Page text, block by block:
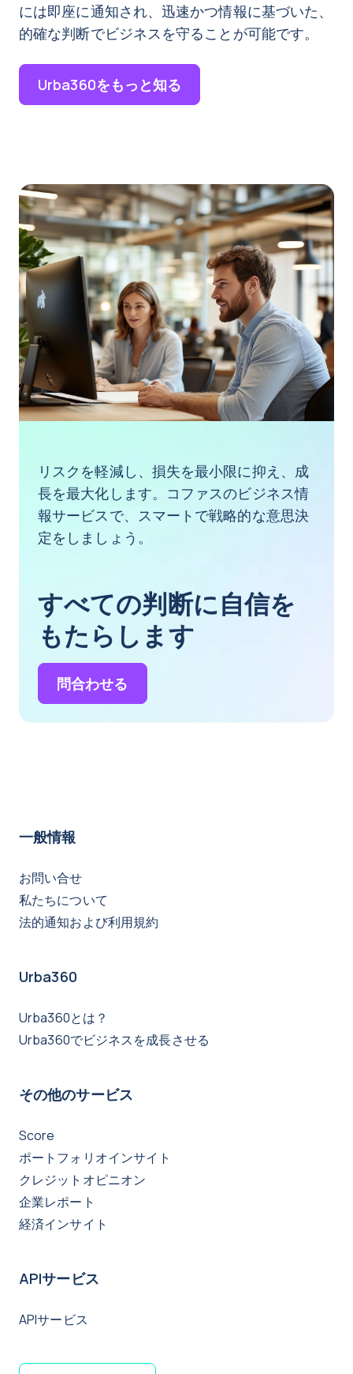
には即座に通知され、迅速かつ情報に基づいた、
的確な判断でビジネスを守ることが可能です。
Urba360をもっと知る
リスクを軽減し、損失を最小限に抑え、成
長を最大化します。コファスのビジネス情
報サービスで、スマートで戦略的な意思決
定をしましょう。
すべての判断に自信を
もたらします
問合わせる
一般情報
お問い合せ
私たちについて
法的通知および利用規約
Urba360
Urba360とは？
Urba360でビジネスを成長させる
その他のサービス
Score
ポートフォリオインサイト
クレジットオピニオン
企業レポート
経済インサイト
APIサービス
APIサービス